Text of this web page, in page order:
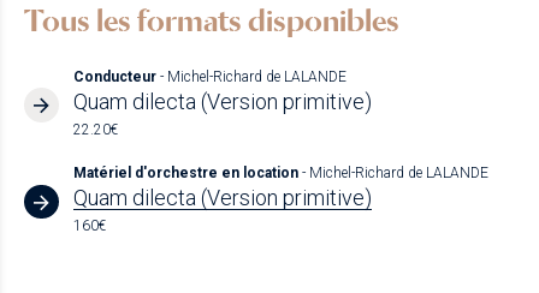
Tous les formats disponibles
Conducteur - Michel-Richard de LALANDE
Quam dilecta (Version primitive)
22.20€
Matériel d'orchestre en location - Michel-Richard de LALANDE
Quam dilecta (Version primitive)
160€